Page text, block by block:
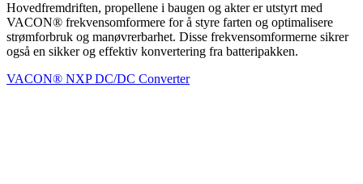
Hovedfremdriften, propellene i baugen og akter er utstyrt med
VACON® frekvensomformere for å styre farten og optimalisere
strømforbruk og manøvrerbarhet. Disse frekvensomformerne sikrer
også en sikker og effektiv konvertering fra batteripakken.
VACON® NXP DC/DC Converter